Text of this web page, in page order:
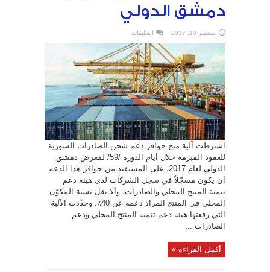
دمشق الدولي
سبتمبر 10, 2017 التعليقات
العشرة
لدعم
شحن
عقود
التصدير
الموقعة
خلال
معرض
دمشق
الدولي
مغلقة
اشترطت آلية منح حوافز دعم شحن الصادرات السورية
للعقود المبرمة خلال أيام الدورة /59/ لمعرض دمشق
الدولي لعام 2017، على المستفيد من حوافز هذا الدعم
أن يكون مسجّلاً في سجل الشركات لدى هيئة دعم
تنمية المنتج المحلي والصادرات، وألا تقل نسبة المكوّن
المحلي في المنتج المراد دعمه عن 40٪. وحدّدت الآلية
التي رفعتها هيئة دعم تنمية المنتج المحلي ودعم
الصادرات ...
أكمل القراءة »